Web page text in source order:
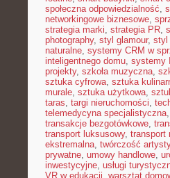
społeczna odpowiedzialność,
networkingowe biznesowe,
strategia marki, strategia PR,
photography, styl glamour, styl
naturalne, systemy CRM w
inteligentnego domu, systemy
projekty, szkoła muzyczna,
sztuka cyfrowa, sztuka
murale, sztuka użytkowa,
taras, targi nieruchomości,
telemedycyna specjalistyczna,
transakcje bezgotówkowe,
transport luksusowy, transport
ekstremalna, twórczość
prywatne, umowy handlowe,
inwestycyjne, usługi
VR w edukacji, warsztat